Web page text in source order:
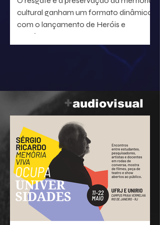
cultural ganham um formato dinâmico
com o lançamento de Heróis e
heroínas da MPB. O projeto, idealizado
pelo radialista e produtor Geraldo Leite
— integrante do grupo Rumo, nome
Baptistão, propõe uma navegação
interativa pela história da música
popular brasileira.
+audiovisual